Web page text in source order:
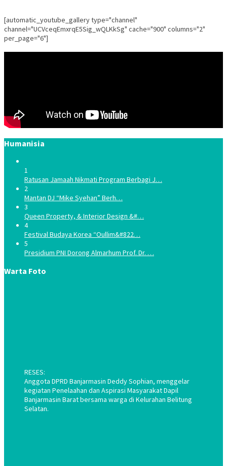
[automatic_youtube_gallery type="channel"
channel="UCVceqEmxrqE5Sig_wQLKkSg" cache="900" columns="2"
per_page="6"]
Humanisia
1
Ratusan Jamaah Nikmati Program Berbagi J…
2
Mantan DJ “Mike Syehan” Berh…
3
Queen Property, & Interior Design &#…
4
Festival Budaya Korea “Oullim&#822…
5
Presidium PNI Dorong Almarhum Prof. Dr. …
Warta Foto
RESES:
Anggota DPRD Banjarmasin Deddy Sophian, menggelar
kegiatan Penelaahan dan Aspirasi Masyarakat Dapil
Banjarmasin Barat bersama warga di Kelurahan Belitung
Selatan.